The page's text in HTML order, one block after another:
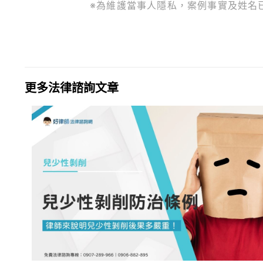
※為維護當事人隱私，案例事實及姓名
更多法律諮詢文章